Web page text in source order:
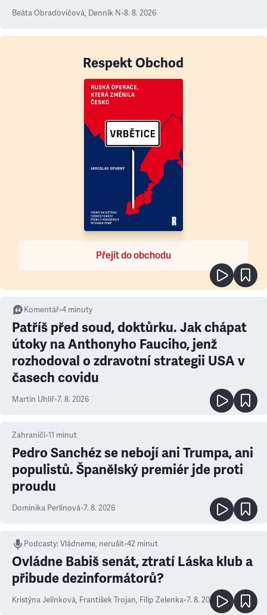
Beáta Obradovičová, Denník N•8. 8. 2026
Respekt Obchod
Přejít do obchodu
Komentář•4 minuty
Patříš před soud, doktůrku. Jak chápat
útoky na Anthonyho Fauciho, jenž
rozhodoval o zdravotní strategii USA v
časech covidu
Martin Uhlíř•7. 8. 2026
Zahraničí•11 minut
Pedro Sanchéz se nebojí ani Trumpa, ani
populistů. Španělský premiér jde proti
proudu
Dominika Perlínová•7. 8. 2026
Podcasty:Vládneme, nerušit•42 minut
Ovládne Babiš senát, ztratí Láska klub a
přibude dezinformátorů?
Kristýna Jelínková, František Trojan, Filip Zelenka•7. 8. 2026